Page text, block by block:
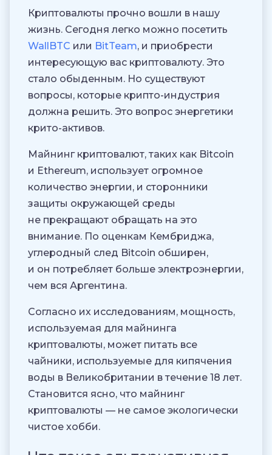
Криптовалюты прочно вошли в нашу
жизнь. Сегодня легко можно посетить
WallBTC или BitTeam, и приобрести
интересующую вас криптовалюту. Это
стало обыденным. Но существуют
вопросы, которые крипто-индустрия
должна решить. Это вопрос энергетики
крито-активов.
Майнинг криптовалют, таких как Bitcoin
и Ethereum, использует огромное
количество энергии, и сторонники
защиты окружающей среды
не прекращают обращать на это
внимание. По оценкам Кембриджа,
углеродный след Bitcoin обширен,
и он потребляет больше электроэнергии,
чем вся Аргентина.
Согласно их исследованиям, мощность,
используемая для майнинга
криптовалюты, может питать все
чайники, используемые для кипячения
воды в Великобритании в течение 18 лет.
Становится ясно, что майнинг
криптовалюты — не самое экологически
чистое хобби.